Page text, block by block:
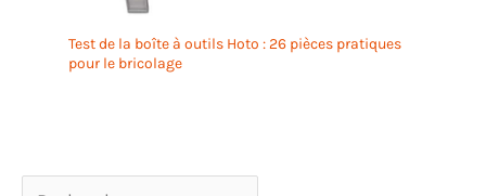
Test de la boîte à outils Hoto : 26 pièces pratiques
pour le bricolage